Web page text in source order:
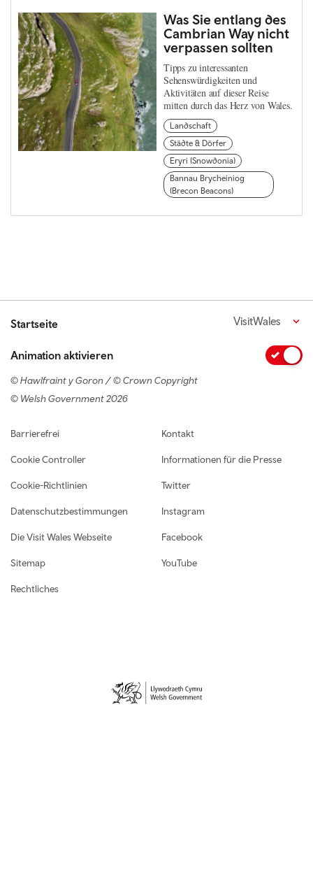
Was Sie entlang des
Cambrian Way nicht
verpassen sollten
Tipps zu interessanten
Sehenswürdigkeiten und
Aktivitäten auf dieser Reise
mitten durch das Herz von Wales.
Landschaft
Städte & Dörfer
Eryri (Snowdonia)
Bannau Brycheiniog
(Brecon Beacons)
Startseite VisitWales
Animation aktivieren
© Hawlfraint y Goron / © Crown Copyright
© Welsh Government 2026
Footer navigation
Barrierefrei
Cookie Controller
Cookie-Richtlinien
Datenschutzbestimmungen
Die Visit Wales Webseite
Sitemap
Rechtliches
Kontakt
Informationen für die Presse
Twitter
Instagram
Facebook
YouTube